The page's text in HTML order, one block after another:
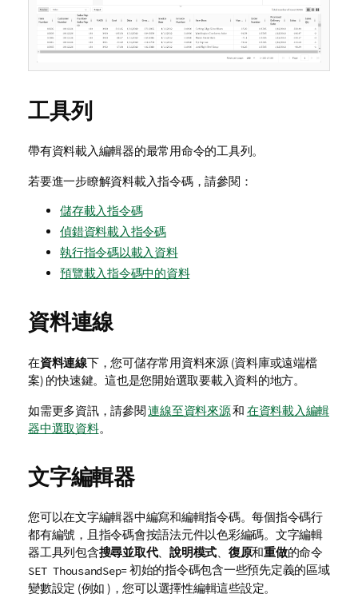
工具列
帶有資料載入編輯器的最常用命令的工具列。
若要進一步瞭解資料載入指令碼，請參閱：
儲存載入指令碼
偵錯資料載入指令碼
執行指令碼以載入資料
預覽載入指令碼中的資料
資料連線
在資料連線下，您可儲存常用資料來源 (資料庫或遠端檔
案) 的快速鍵。這也是您開始選取要載入資料的地方。
如需更多資訊，請參閱連線至資料來源和 在資料載入編輯
器中選取資料。
文字編輯器
您可以在文字編輯器中編寫和編輯指令碼。每個指令碼行
都有編號，且指令碼會按語法元件以色彩編碼。文字編輯
器工具列包含搜尋並取代、 說明模式、 復原和重做的命令
SET ThousandSep=初始的指令碼包含一些預先定義的區域
變數設定 (例如 )，您可以選擇性編輯這些設定。